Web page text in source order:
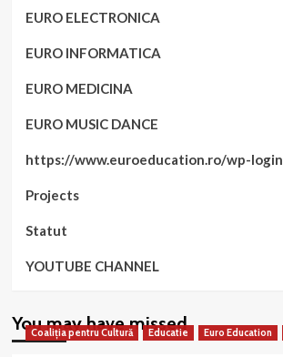
EURO ELECTRONICA
EURO INFORMATICA
EURO MEDICINA
EURO MUSIC DANCE
https://www.euroeducation.ro/wp-
Projects
Statut
YOUTUBE CHANNEL
You may have missed
Coaliția pentru Cultură Educatie Euro Education